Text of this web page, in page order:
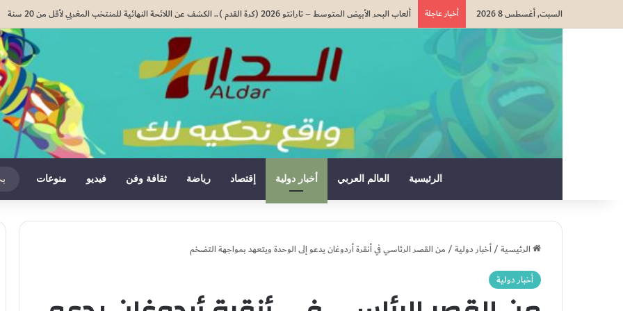
السبت, أغسطس 8 2026 أخبار عاجلة وزارة التربية الوطنية: الدخول المدرسي المقبل سیتم في موعده الرسمي المحدد سلفا طبقا لمقتضیات المقرر الوزاري رقم 047.26..
الرئيسية العالم العربي أخبار دولية إقتصاد رياضة ثقافة وفن فيديو منوعات
الرئيسية/أخبار دولية/من القصر الرئاسي في أنقرة أردوغان يدعو إلى الوحدة ويتعهد بمواجهة التضخم
أخبار دولية